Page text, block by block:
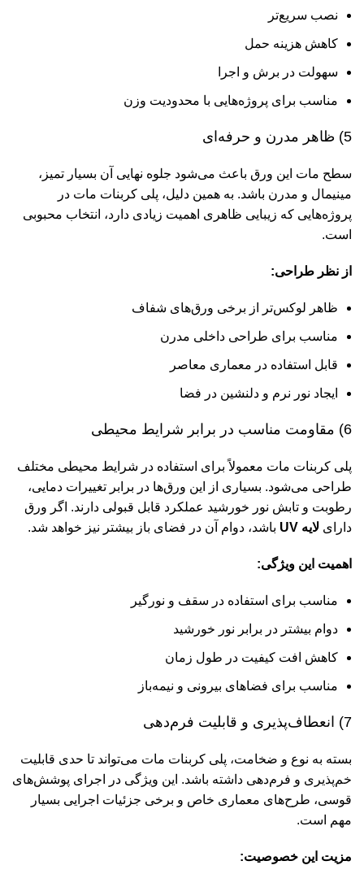
نصب سریع‌تر
کاهش هزینه حمل
سهولت در برش و اجرا
مناسب برای پروژه‌هایی با محدودیت وزن
5) ظاهر مدرن و حرفه‌ای
سطح مات این ورق باعث می‌شود جلوه نهایی آن بسیار تمیز،
مینیمال و مدرن باشد. به همین دلیل، پلی کربنات مات در
پروژه‌هایی که زیبایی ظاهری اهمیت زیادی دارد، انتخاب محبوبی
است.
از نظر طراحی:
ظاهر لوکس‌تر از برخی ورق‌های شفاف
مناسب برای طراحی داخلی مدرن
قابل استفاده در معماری معاصر
ایجاد نور نرم و دلنشین در فضا
6) مقاومت مناسب در برابر شرایط محیطی
پلی کربنات مات معمولاً برای استفاده در شرایط محیطی مختلف
طراحی می‌شود. بسیاری از این ورق‌ها در برابر تغییرات دمایی،
رطوبت و تابش نور خورشید عملکرد قابل قبولی دارند. اگر ورق
دارای لایه UV باشد، دوام آن در فضای باز بیشتر نیز خواهد شد.
اهمیت این ویژگی:
مناسب برای استفاده در سقف و نورگیر
دوام بیشتر در برابر نور خورشید
کاهش افت کیفیت در طول زمان
مناسب برای فضاهای بیرونی و نیمه‌باز
7) انعطاف‌پذیری و قابلیت فرم‌دهی
بسته به نوع و ضخامت، پلی کربنات مات می‌تواند تا حدی قابلیت
خم‌پذیری و فرم‌دهی داشته باشد. این ویژگی در اجرای پوشش‌های
قوسی، طرح‌های معماری خاص و برخی جزئیات اجرایی بسیار
مهم است.
مزیت این خصوصیت: